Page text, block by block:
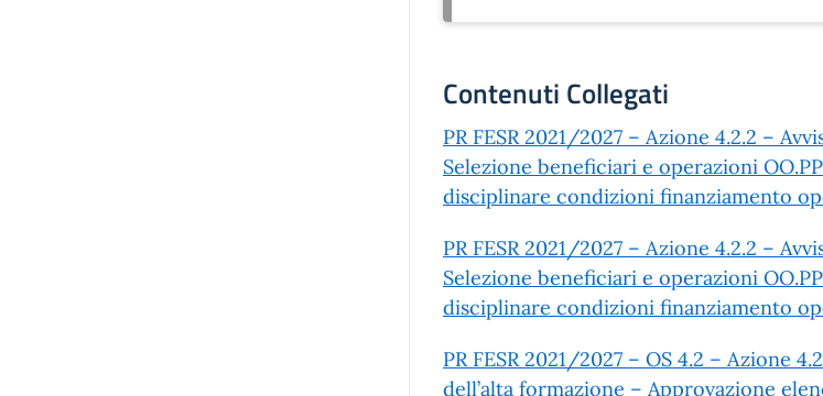
Contenuti Collegati
PR FESR 2021/2027 – Azione 4.2.2 –
Selezione beneficiari e operazioni
disciplinare condizioni finanziamento
PR FESR 2021/2027 – Azione 4.2.2 –
Selezione beneficiari e operazioni
disciplinare condizioni finanziamento
PR FESR 2021/2027 – OS 4.2 – Azione
dell’alta formazione – Approvazione